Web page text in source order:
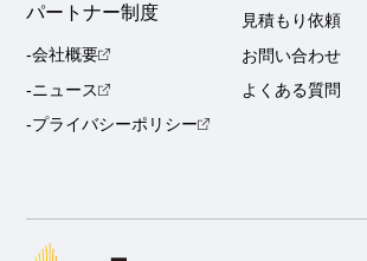
パートナー制度
-会社概要
-ニュース
-プライバシーポリシー
見積もり依頼
お問い合わせ
よくある質問